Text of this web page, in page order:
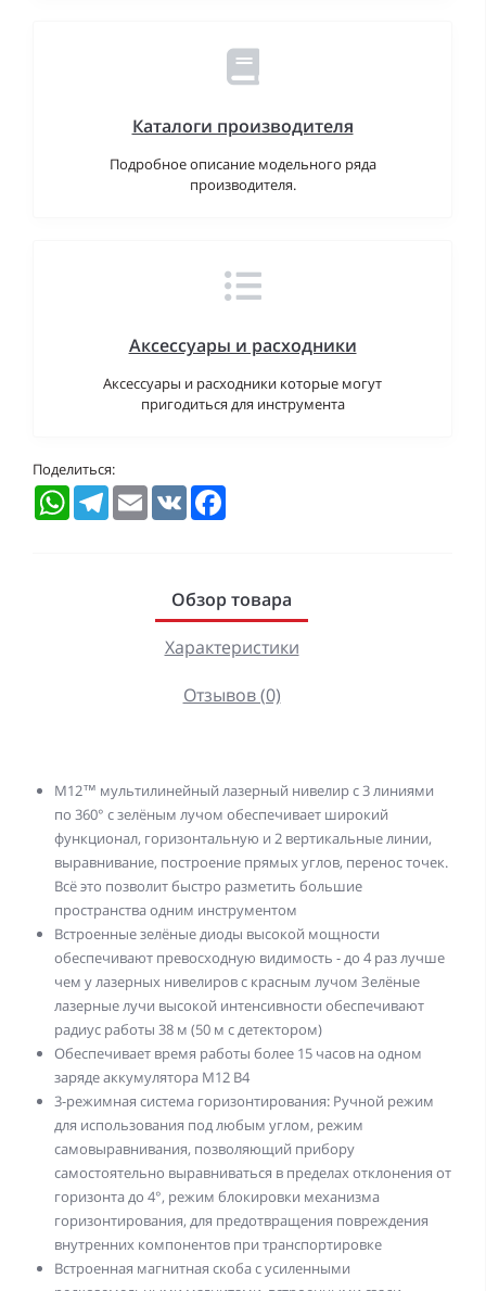
Каталоги производителя
Подробное описание модельного ряда
производителя.
Аксессуары и расходники
Аксессуары и расходники которые могут
пригодиться для инструмента
Поделиться:
WhatsAppTelegramEmail VK
Обзор товара
Характеристики
Отзывов (0)
M12™ мультилинейный лазерный нивелир с 3 линиями
по 360° с зелёным лучом обеспечивает широкий
функционал, горизонтальную и 2 вертикальные линии,
выравнивание, построение прямых углов, перенос точек.
Всё это позволит быстро разметить большие
пространства одним инструментом
Встроенные зелёные диоды высокой мощности
обеспечивают превосходную видимость - до 4 раз лучше
чем у лазерных нивелиров с красным лучом Зелёные
лазерные лучи высокой интенсивности обеспечивают
радиус работы 38 м (50 м с детектором)
Обеспечивает время работы более 15 часов на одном
заряде аккумулятора M12 B4
3-режимная система горизонтирования: Ручной режим
для использования под любым углом, режим
самовыравнивания, позволяющий прибору
самостоятельно выравниваться в пределах отклонения от
горизонта до 4°, режим блокировки механизма
горизонтирования, для предотвращения повреждения
внутренних компонентов при транспортировке
Встроенная магнитная скоба с усиленными